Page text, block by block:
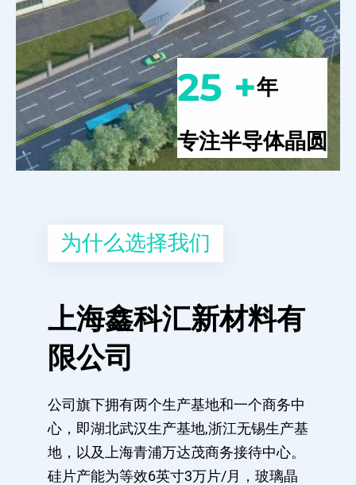
25 +年
专注半导体晶圆
为什么选择我们
上海鑫科汇新材料有
限公司
公司旗下拥有两个生产基地和一个商务中
心，即湖北武汉生产基地,浙江无锡生产基
地，以及上海青浦万达茂商务接待中心。
硅片产能为等效6英寸3万片/月，玻璃晶